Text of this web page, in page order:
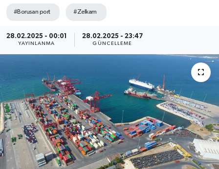
#Borusan port #Zelkam
28.02.2025 - 00:01
YAYINLANMA
28.02.2025 - 23:47
GÜNCELLEME
SEKTÖR
ŞİRKET PANO
ÜLKE
YAŞAM